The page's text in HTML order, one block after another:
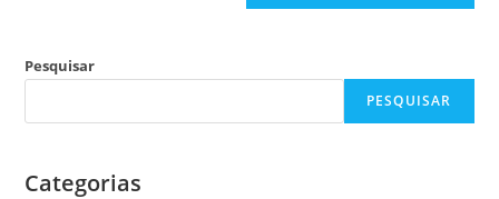
Pesquisar
PESQUISAR
Categorias